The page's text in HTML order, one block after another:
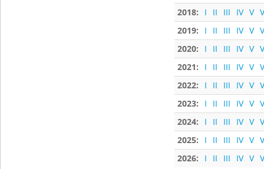
2018:
I II III IV V
2019:
I II III IV V
2020:
I II III IV V
2021:
I II III IV V
2022:
I II III IV V
2023:
I II III IV V
2024:
I II III IV V
2025:
I II III IV V
2026:
I II III IV V